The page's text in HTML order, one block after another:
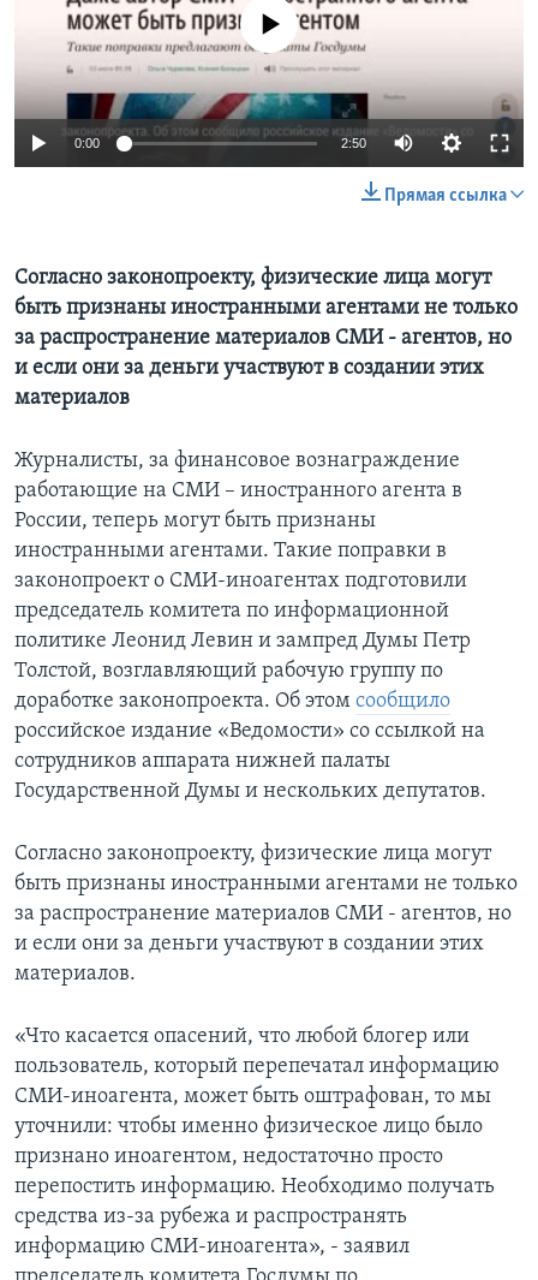
Learning English
СОЦИАЛЬНЫЕ СЕТИ
No media source currently available
0:00 2:50
Прямая ссылка
Согласно законопроекту, физические лица могут
быть признаны иностранными агентами не только
за распространение материалов СМИ - агентов, но
и если они за деньги участвуют в создании этих
материалов
Журналисты, за финансовое вознаграждение
работающие на СМИ – иностранного агента в
России, теперь могут быть признаны
иностранными агентами. Такие поправки в
законопроект о СМИ-иноагентах подготовили
председатель комитета по информационной
политике Леонид Левин и зампред Думы Петр
Толстой, возглавляющий рабочую группу по
доработке законопроекта. Об этом сообщило
российское издание «Ведомости» со ссылкой на
сотрудников аппарата нижней палаты
Государственной Думы и нескольких депутатов.
Согласно законопроекту, физические лица могут
быть признаны иностранными агентами не только
за распространение материалов СМИ - агентов, но
и если они за деньги участвуют в создании этих
материалов.
«Что касается опасений, что любой блогер или
пользователь, который перепечатал информацию
СМИ-иноагента, может быть оштрафован, то мы
уточнили: чтобы именно физическое лицо было
признано иноагентом, недостаточно просто
перепостить информацию. Необходимо получать
средства из-за рубежа и распространять
информацию СМИ-иноагента», - заявил